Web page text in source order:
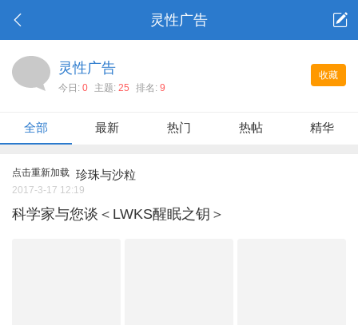
灵性广告
收藏
灵性广告
今日: 0 主题: 25 排名: 9
全部 最新 热门 热帖 精华
点击重新加载 珍珠与沙粒
2017-3-17 12:19
科学家与您谈＜LWKS醒眠之钥＞